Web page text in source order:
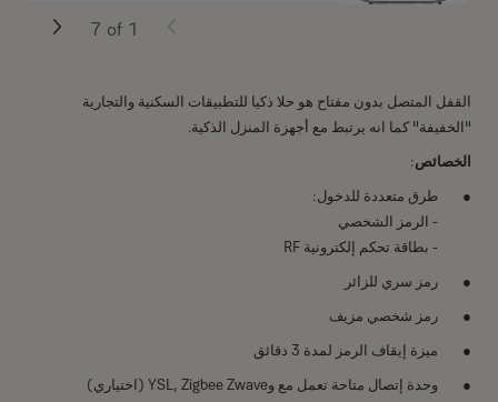
القفل المتصل بدون مفتاح هو حلا ذكيا للتطبيقات السكنية والتجارية
"الخفيفة" كما انه يرتبط مع أجهزة المنزل الذكية.
الخصائص:
طرق متعددة للدخول:
- الرمز الشخصي
- بطاقة تحكم إلكترونية RF
رمز سري للزائر
رمز شخصي مزيف
ميزة إيقاف الرمز لمدة 3 دقائق
وحدة إتصال متاحة تعمل مع وYSL, Zigbee Zwave (اختياري)
1
of
7